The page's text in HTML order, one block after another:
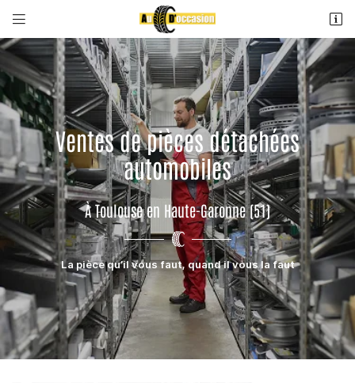
 
31200 Toulouse
05 61 26 20 64
 Adresse email de réception
Recopier le code ci-contre
Rafraîchir le captcha
Ventes de pièces détachées
automobiles
À Toulouse en Haute-Garonne (51)
La pièce qu’il vous faut, quand il vous la faut